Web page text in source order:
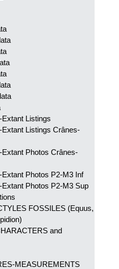
Listings
Listings Crânes-
Photos Crânes-
Photos P2-M3 Inf
Photos P2-M3 Sup
FOSSILES (Equus,
and
MEASUREMENTS